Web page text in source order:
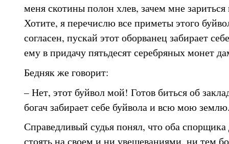
меня скотины полон хлев, зачем мне
Хотите, я перечислю все приметы этого
согласен, пускай этот оборванец забирает
ему в придачу пятьдесят серебряных монет
Бедняк же говорит:
– Нет, этот буйвол мой! Готов биться об
богач забирает себе буйвола и всю мою
Справедливый судья понял, что оба спорщика
стоять на своем и ни увещеваниями, ни тем